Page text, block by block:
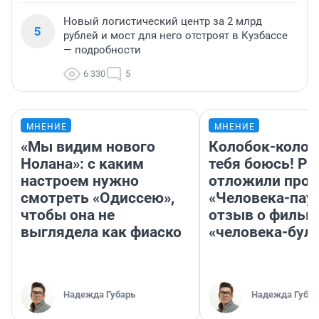
5
Новый логистический центр за 2 млрд
рублей и мост для него отстроят в Кузбассе
— подробности
6 330 5
МНЕНИЕ
«Мы видим нового
Нолана»: с каким
настроем нужно
смотреть «Одиссею»,
чтобы она не
выглядела как фиаско
Надежда Губарь
МНЕНИЕ
Колобок-
тебя боюсь!
отложили
«Человека-
отзыв о
«человека-
Надежда